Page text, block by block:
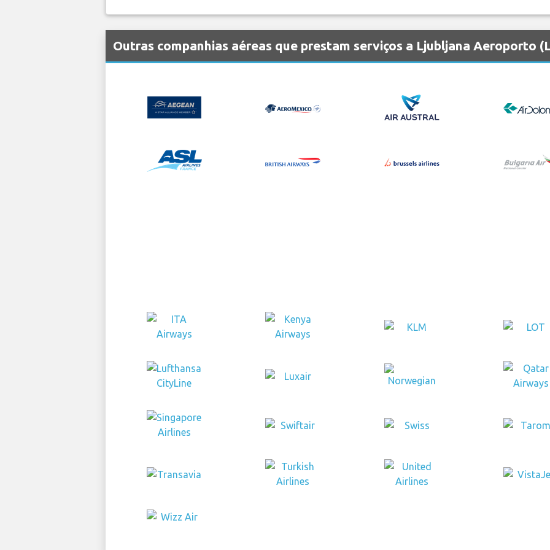
Outras companhias aéreas que prestam serviços a Ljubljana Aeroporto